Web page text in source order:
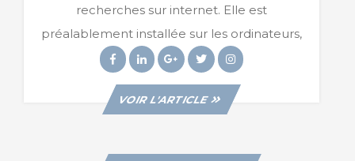
Alternatives
(gratuites
Et
Payantes)
recherches sur internet. Elle est
préalablement installée sur les ordinateurs,
Facebook
LinkedinGoogleplus
TwitterInstagram
VOIR L'ARTICLE
VIEW
POST